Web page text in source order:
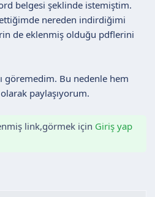
belgesi şeklinde istemiştim.
nereden indirdiğimi
de eklenmiş olduğu pdflerini
göremedim. Bu nedenle hem
paylaşıyorum.
link,görmek için Giriş yap